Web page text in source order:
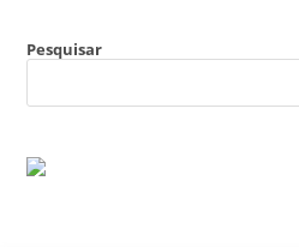
Pesquisar